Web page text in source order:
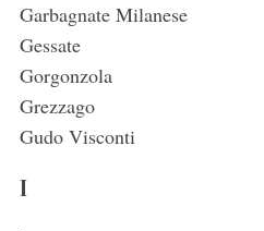
Garbagnate Milanese
Gessate
Gorgonzola
Grezzago
Gudo Visconti
I
o
r
: